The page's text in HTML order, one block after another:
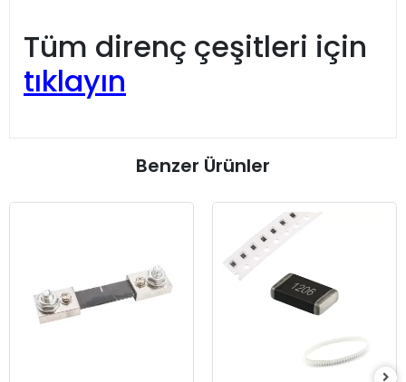
Tüm direnç çeşitleri için
tıklayın
Benzer Ürünler